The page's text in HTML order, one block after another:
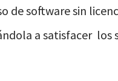
de software sin
a satisfacer los